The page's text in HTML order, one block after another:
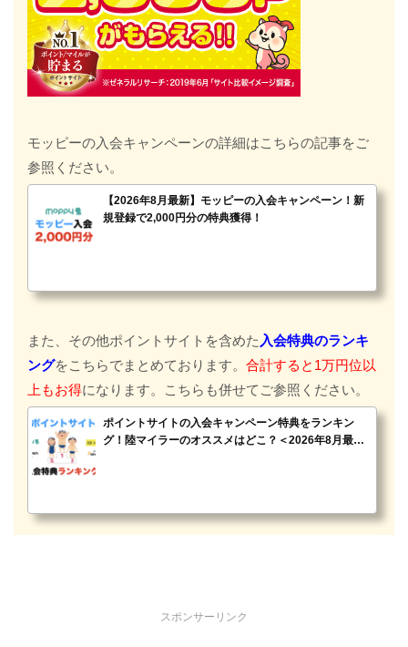
モッピーの入会キャンペーンの詳細はこちらの記事をご
参照ください。
【2026年8月最新】モッピーの入会キャンペーン！新
規登録で2,000円分の特典獲得！
また、その他ポイントサイトを含めた 入会特典のランキ
ングをこちらでまとめております。合計すると1万円位以
上 もお得になります。こちらも併せてご参照ください。
ポイントサイトの入会キャンペーン特典をランキン
グ！陸マイラーのオススメはどこ？＜2026年8月最新
スポンサーリンク